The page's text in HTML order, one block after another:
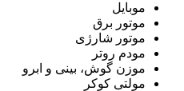
موبایل
موتور برق
موتور شارژی
مودم روتر
موزن گوش، بینی و ابرو
مولتی کوکر